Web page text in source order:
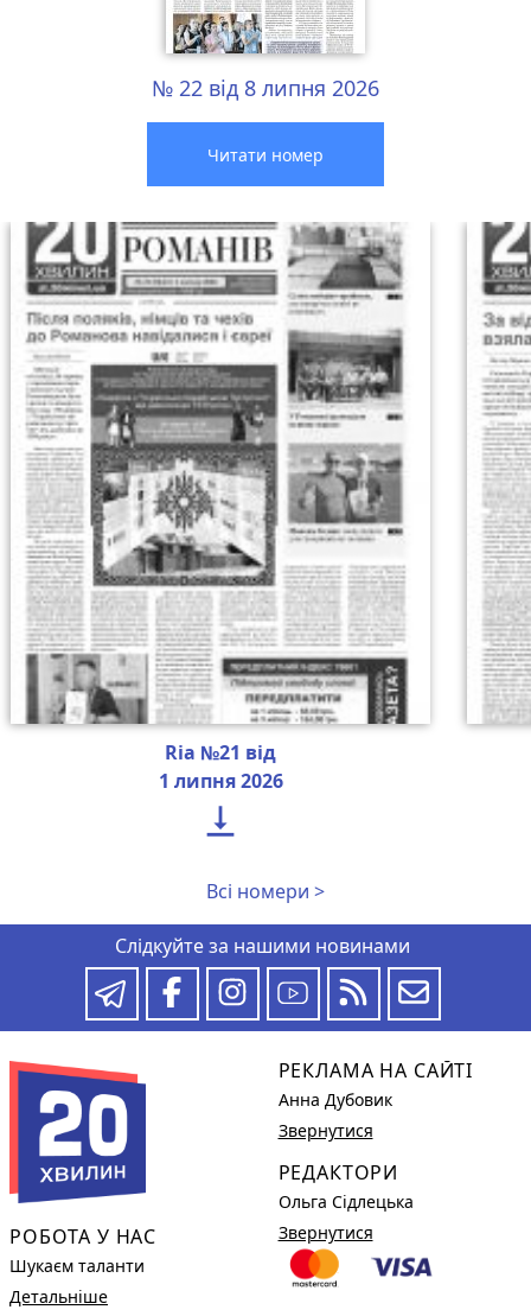
№ 22 від 8 липня 2026
Читати номер
Ria №21 від
1 липня 2026

Всі номери >
Слідкуйте за нашими новинами
РОБОТА У НАС
Шукаєм таланти
Детальніше
РЕКЛАМА НА САЙТІ
Анна Дубовик
Звернутися
РЕДАКТОРИ
Ольга Сідлецька
Звернутися